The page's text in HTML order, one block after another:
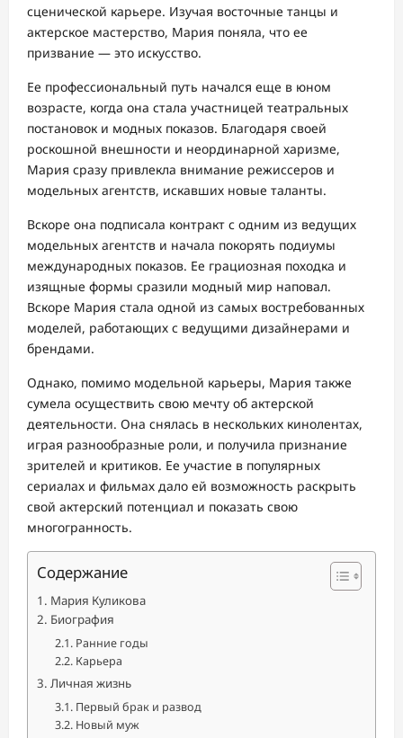
сценической карьере. Изучая восточные танцы и
актерское мастерство, Мария поняла, что ее
призвание — это искусство.
Ее профессиональный путь начался еще в юном
возрасте, когда она стала участницей театральных
постановок и модных показов. Благодаря своей
роскошной внешности и неординарной харизме,
Мария сразу привлекла внимание режиссеров и
модельных агентств, искавших новые таланты.
Вскоре она подписала контракт с одним из ведущих
модельных агентств и начала покорять подиумы
международных показов. Ее грациозная походка и
изящные формы сразили модный мир наповал.
Вскоре Мария стала одной из самых востребованных
моделей, работающих с ведущими дизайнерами и
брендами.
Однако, помимо модельной карьеры, Мария также
сумела осуществить свою мечту об актерской
деятельности. Она снялась в нескольких кинолентах,
играя разнообразные роли, и получила признание
зрителей и критиков. Ее участие в популярных
сериалах и фильмах дало ей возможность раскрыть
свой актерский потенциал и показать свою
многогранность.
Содержание
Мария Куликова
Биография
Ранние годы
Карьера
Личная жизнь
Первый брак и развод
Новый муж